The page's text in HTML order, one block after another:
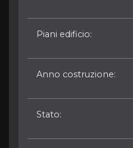
Piani edificio
Anno costruzione
Stato